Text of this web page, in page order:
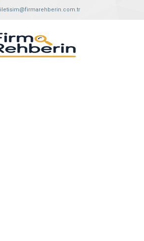
iletisim@firmarehberin.com.tr